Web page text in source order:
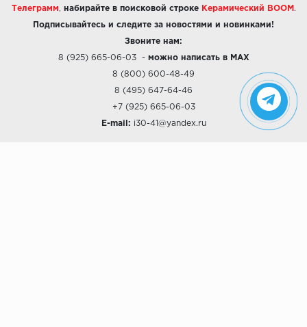
Телеграмм набирайте в поисковой строке Керамический BOOM .
Подписывайтесь и следите за новостями и новинками!
Звоните нам:
8 (925) 665-06-03- можно написать в MAX
8 (800) 600-48-49
8 (495) 647-64-46
+7 (925) 665-06-03
E-mail: i30-41@yandex.ru